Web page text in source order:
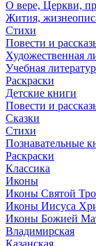
О вере, Церкви,
Жития,
Стихи
Повести и
Художественная
Учебная
Раскраски
Детские книги
Повести и
Сказки
Стихи
Познавательные
Раскраски
Классика
Иконы
Иконы Святой
Иконы Иисуса
Иконы Божией
Владимирская
Казанская